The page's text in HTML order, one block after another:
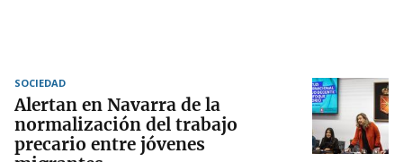
SOCIEDAD
Alertan en Navarra de la
normalización del trabajo
precario entre jóvenes